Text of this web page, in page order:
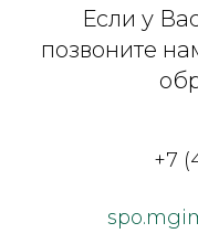
Если у
позвоните
+7